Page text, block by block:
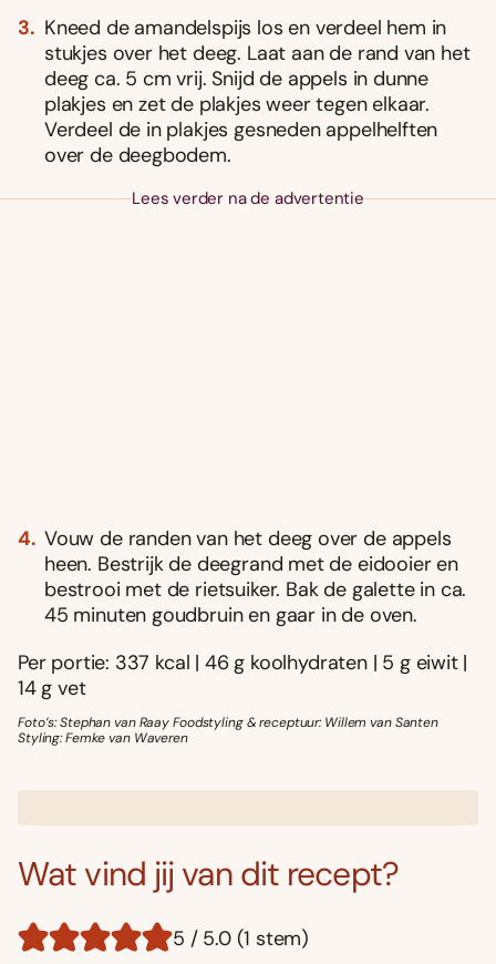
Kneed de amandelspijs los en verdeel hem in
stukjes over het deeg. Laat aan de rand van het
deeg ca. 5 cm vrij. Snijd de appels in dunne
plakjes en zet de plakjes weer tegen elkaar.
Verdeel de in plakjes gesneden appelhelften
over de deegbodem.
Lees verder na de advertentie
Vouw de randen van het deeg over de appels
heen. Bestrijk de deegrand met de eidooier en
bestrooi met de rietsuiker. Bak de galette in ca.
45 minuten goudbruin en gaar in de oven.
Per portie: 337 kcal | 46 g koolhydraten | 5 g eiwit |
14 g vet
Foto’s: Stephan van Raay Foodstyling & receptuur: Willem van Santen
Styling: Femke van Waveren
Wat vind jij van dit recept?
5 / 5.0 (1 stem)